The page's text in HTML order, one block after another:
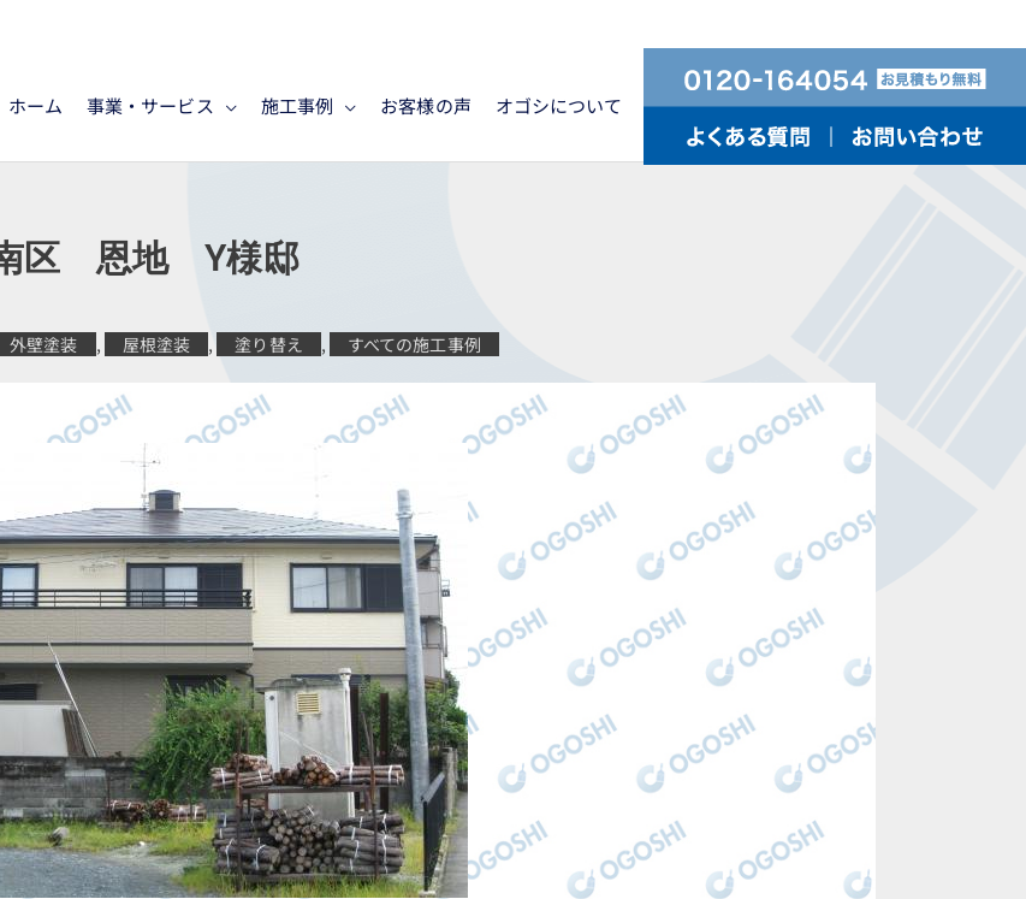
ホーム 事業・サービス 施工事例 お客様の声 オゴシについて
区 恩地 Y様邸
外壁塗装 , 屋根塗装 , 塗り替え , すべての施工事例